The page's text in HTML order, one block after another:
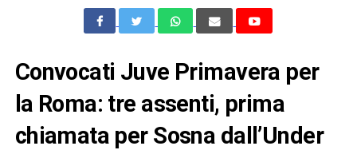
Convocati Juve Primavera per
la Roma: tre assenti, prima
chiamata per Sosna dall’Under